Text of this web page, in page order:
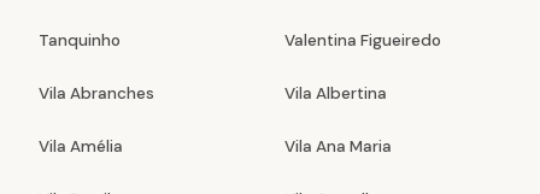
Tanquinho Valentina Figueiredo
Vila Abranches Vila Albertina
Vila Amélia Vila Ana Maria